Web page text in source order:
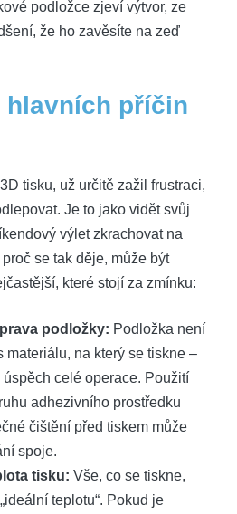
podložce zjeví výtvor, ze
že ho zavěsíte na zeď
hlavních příčin
tisku, už určitě zažil frustraci,
Je to jako vidět svůj
výlet zkrachovat na
se tak děje, může být
které stojí za zmínku:
podložky: Podložka není
materiálu, na který se tiskne –
úspěch celé operace. Použití
adhezivního prostředku
čištění před tiskem může
spoje.
tisku: Vše, co se tiskne,
teplotu“. Pokud je